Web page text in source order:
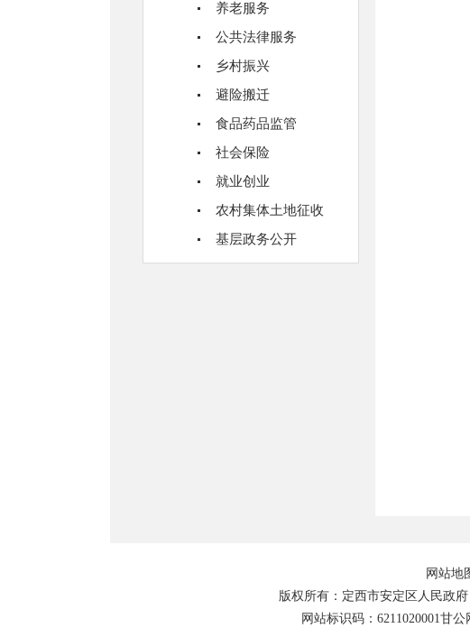
养老服务
公共法律服务
乡村振兴
避险搬迁
食品药品监管
社会保险
就业创业
农村集体土地征收
基层政务公开
网站地
版权所有：定西市安定区人民政
网站标识码：6211020001甘公